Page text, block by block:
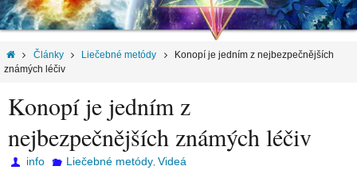
Články Liečebné metódy
Konopí je jedním z nejbezpečnějších
známých léčiv
Konopí je jedním z
nejbezpečnějších známých léčiv
info Liečebné metódy, Videá